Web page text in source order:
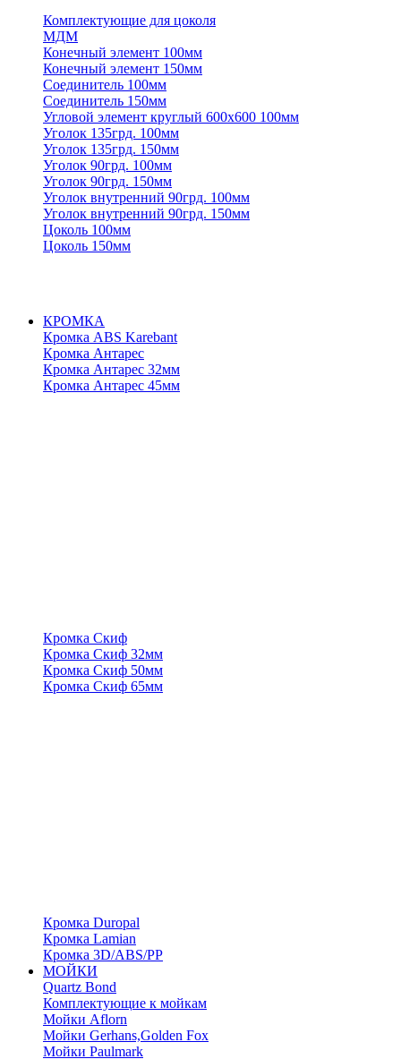
Комплектующие для цоколя
МДМ
Конечный элемент 100мм
Конечный элемент 150мм
Соединитель 100мм
Соединитель 150мм
Угловой элемент круглый 600х600 100мм
Уголок 135грд. 100мм
Уголок 135грд. 150мм
Уголок 90грд. 100мм
Уголок 90грд. 150мм
Уголок внутренний 90грд. 100мм
Уголок внутренний 90грд. 150мм
Цоколь 100мм
Цоколь 150мм
КРОМКА
Кромка ABS Karebant
Кромка Антарес
Кромка Антарес 32мм
Кромка Антарес 45мм
Кромка Скиф
Кромка Скиф 32мм
Кромка Скиф 50мм
Кромка Скиф 65мм
Кромка Duropal
Кромка Lamian
Кромка 3D/ABS/PP
МОЙКИ
Quartz Bond
Комплектующие к мойкам
Мойки Aflorn
Мойки Gerhans,Golden Fox
Мойки Paulmark